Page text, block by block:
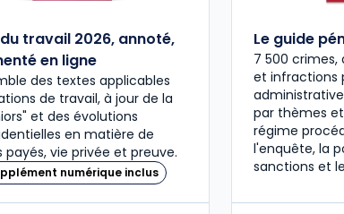
travail 2026, annoté,
en ligne
des textes applicables
de travail, à jour de la
et des évolutions
en matière de
payés, vie privée et preuve.
numérique inclus
Le guide
7 500 crimes,
et infractions
par thèmes
régime
l'enquête, la
sanctions et